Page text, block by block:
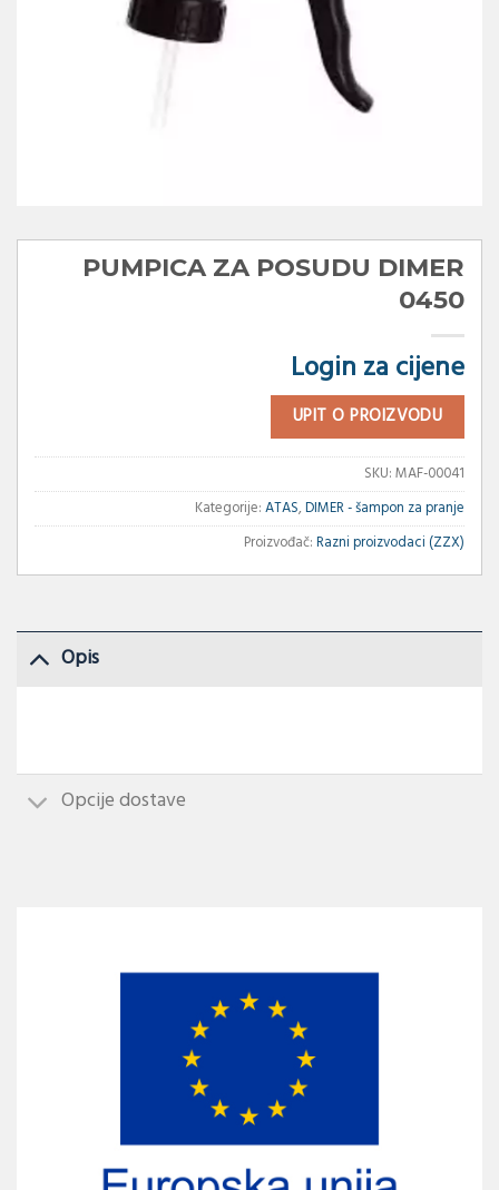
PUMPICA ZA POSUDU DIMER
0450
Login za cijene
UPIT O PROIZVODU
SKU:MAF-00041
Kategorije:ATAS,DIMER - šampon za pranje
Proizvođač:Razni proizvodaci (ZZX)
Opis
Opcije dostave